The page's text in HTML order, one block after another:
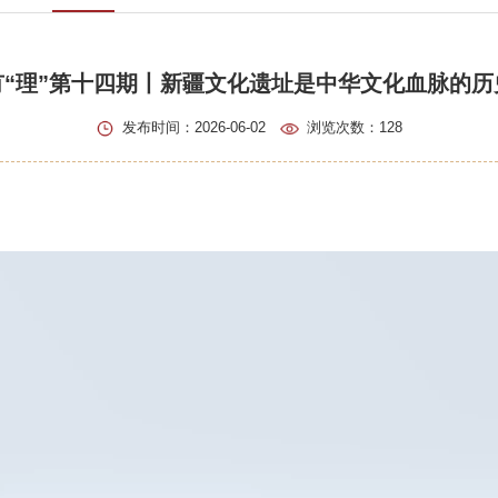
理”第十四期丨新疆文化遗址是中华文化血脉的
发布时间：2026-06-02 浏览次数： 128